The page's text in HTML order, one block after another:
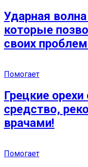
Ударная
которые
своих
Помогает
Грецкие
средство,
врачами!
Помогает